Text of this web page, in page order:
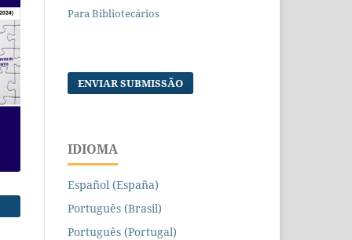
Para Bibliotecários
ENVIAR SUBMISSÃO
IDIOMA
Español (España)
Português (Brasil)
Português (Portugal)